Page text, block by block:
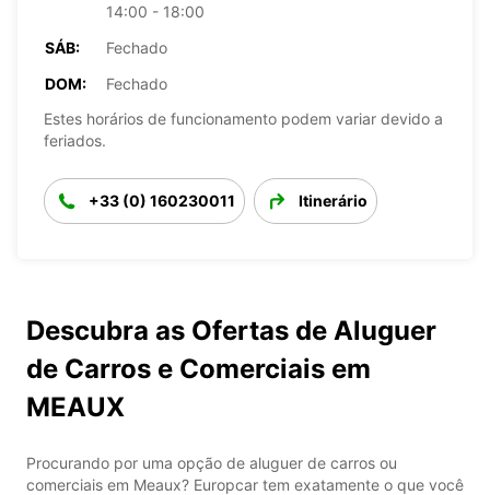
14:00 - 18:00
SÁB:
Fechado
DOM:
Fechado
Estes horários de funcionamento podem variar devido a
feriados.
+33 (0) 160230011 Itinerário
Descubra as Ofertas de Aluguer
de Carros e Comerciais em
MEAUX
Procurando por uma opção de aluguer de carros ou
comerciais em Meaux? Europcar tem exatamente o que você